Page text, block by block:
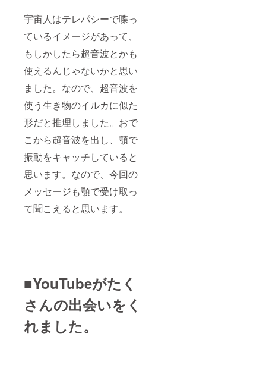
宇宙人はテレパシーで喋っ
ているイメージがあって、
もしかしたら超音波とかも
使えるんじゃないかと思い
ました。なので、超音波を
使う生き物のイルカに似た
形だと推理しました。おで
こから超音波を出し、顎で
振動をキャッチしていると
思います。なので、今回の
メッセージも顎で受け取っ
て聞こえると思います。
■YouTubeがたく
さんの出会いをく
れました。